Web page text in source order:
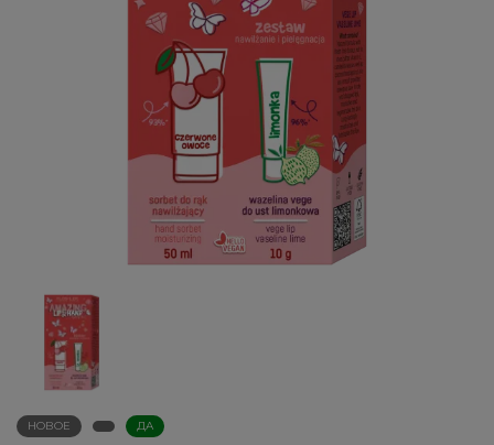
НОВОЕ ДА